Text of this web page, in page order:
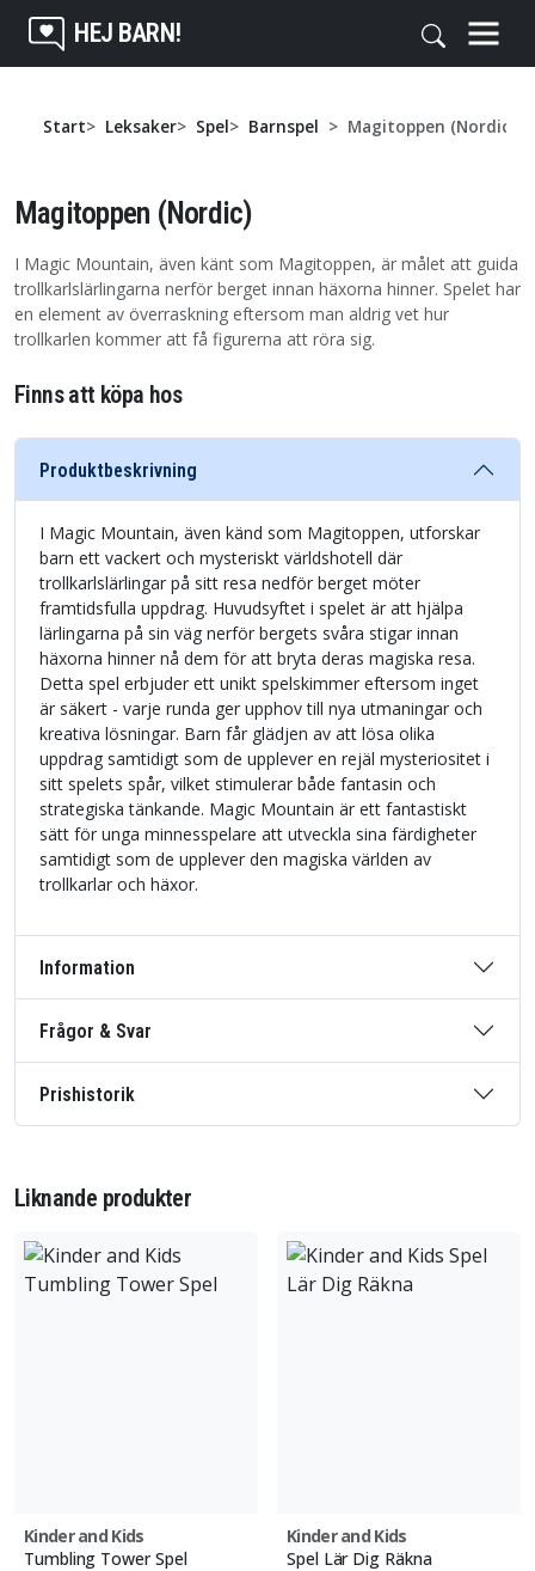
HEJ BARN!
Start Leksaker Spel Barnspel Magitoppen (Nordic)
Magitoppen (Nordic)
I Magic Mountain, även känt som Magitoppen, är målet att guida
trollkarlslärlingarna nerför berget innan häxorna hinner. Spelet har
en element av överraskning eftersom man aldrig vet hur
trollkarlen kommer att få figurerna att röra sig.
Finns att köpa hos
Produktbeskrivning
I Magic Mountain, även känd som Magitoppen, utforskar
barn ett vackert och mysteriskt världshotell där
trollkarlslärlingar på sitt resa nedför berget möter
framtidsfulla uppdrag. Huvudsyftet i spelet är att hjälpa
lärlingarna på sin väg nerför bergets svåra stigar innan
häxorna hinner nå dem för att bryta deras magiska resa.
Detta spel erbjuder ett unikt spelskimmer eftersom inget
är säkert - varje runda ger upphov till nya utmaningar och
kreativa lösningar. Barn får glädjen av att lösa olika
uppdrag samtidigt som de upplever en rejäl mysteriositet i
sitt spelets spår, vilket stimulerar både fantasin och
strategiska tänkande. Magic Mountain är ett fantastiskt
sätt för unga minnesspelare att utveckla sina färdigheter
samtidigt som de upplever den magiska världen av
trollkarlar och häxor.
Information
Frågor & Svar
Prishistorik
Liknande produkter
Kinder and Kids
Tumbling Tower Spel
Kinder and Kids
Spel Lär Dig Räkna